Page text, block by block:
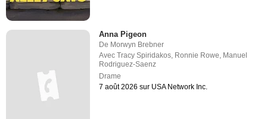
Anna Pigeon
De Morwyn Brebner
AvecTracy Spiridakos, Ronnie Rowe, Manuel
Rodriguez-Saenz
Drame
7 août 2026 sur USA Network Inc.